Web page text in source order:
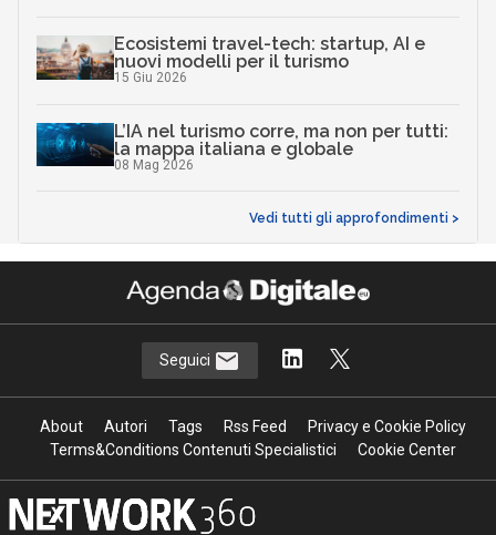
Ecosistemi travel-tech: startup, AI e
nuovi modelli per il turismo
15 Giu 2026
L’IA nel turismo corre, ma non per tutti:
la mappa italiana e globale
08 Mag 2026
Vedi tutti gli approfondimenti >
Seguici
About Autori Tags Rss Feed
Privacy e Cookie Policy
Terms&Conditions Contenuti Specialistici
Cookie Center